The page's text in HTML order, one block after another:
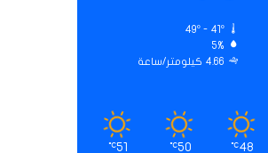
49º - 41º
5%
4.66 كيلومتر/ساعة
48
℃
50
℃
51
℃